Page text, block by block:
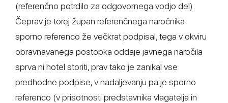
(referenčno potrdilo za odgovornega vodjo del).
Čeprav je torej župan referenčnega naročnika
sporno referenco že večkrat podpisal, tega v okviru
obravnavanega postopka oddaje javnega naročila
sprva ni hotel storiti, prav tako je zanikal vse
predhodne podpise, v nadaljevanju pa je sporno
referenco (v prisotnosti predstavnika vlagatelja in